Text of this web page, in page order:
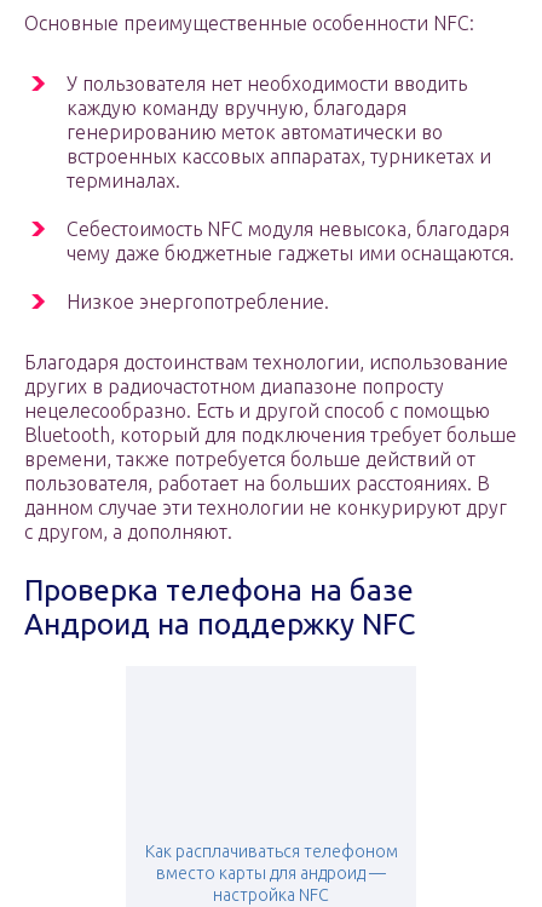
Основные преимущественные особенности NFC:
У пользователя нет необходимости вводить
каждую команду вручную, благодаря
генерированию меток автоматически во
встроенных кассовых аппаратах, турникетах и
терминалах.
Себестоимость NFC модуля невысока, благодаря
чему даже бюджетные гаджеты ими оснащаются.
Низкое энергопотребление.
Благодаря достоинствам технологии, использование
других в радиочастотном диапазоне попросту
нецелесообразно. Есть и другой способ с помощью
Bluetooth, который для подключения требует больше
времени, также потребуется больше действий от
пользователя, работает на больших расстояниях. В
данном случае эти технологии не конкурируют друг
с другом, а дополняют.
Проверка телефона на базе
Андроид на поддержку NFC
Как расплачиваться телефоном
вместо карты для андроид —
настройка NFC